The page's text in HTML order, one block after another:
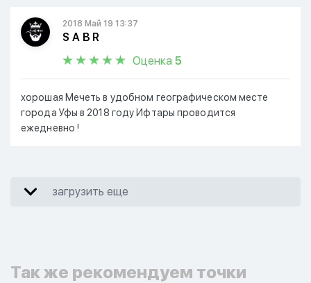
2018 Май 19 13:37
S A B R
Оценка 5
хорошая Мечеть в удобном географическом месте
города Уфы в 2018 году Ифтары проводится
ежедневно !
загрузить еще
Так же рекомендуем точки